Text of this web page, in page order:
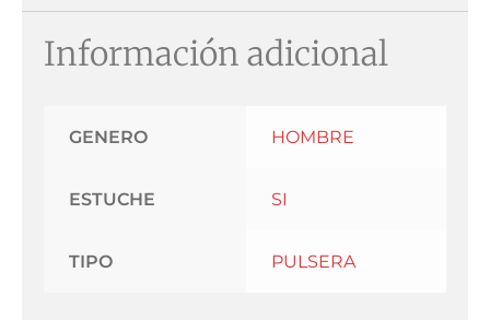
Información adicional
GENERO HOMBRE
ESTUCHE SI
TIPO PULSERA